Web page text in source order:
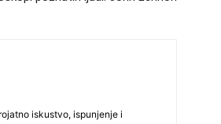
iskustvo, ispunjenje i